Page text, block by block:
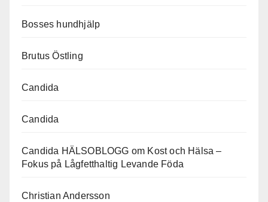
Bosses hundhjälp
Brutus Östling
Candida
Candida
Candida HÄLSOBLOGG om Kost och Hälsa –
Fokus på Lågfetthaltig Levande Föda
Christian Andersson